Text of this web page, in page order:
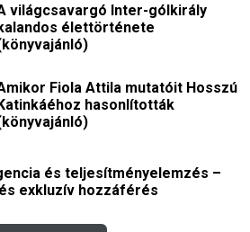
világcsavargó Inter-gólkirály
élettörténete
Fiola Attila mutatóit Hosszú
hasonlították
és teljesítményelemzés –
exkluzív hozzáférés